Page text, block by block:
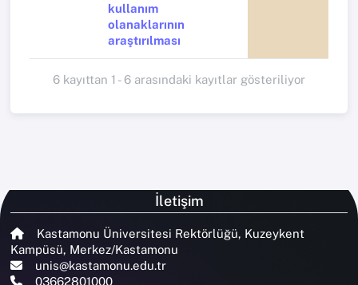
kullanım
olanaklarının
araştırılması
6 kayıttan 1 - 6 arasındaki kayıtlar gösteriliyor
İletişim
Kastamonu Üniversitesi Rektörlüğü, Kuzeykent
Kampüsü, Merkez/Kastamonu
unis@kastamonu.edu.tr
03662801000